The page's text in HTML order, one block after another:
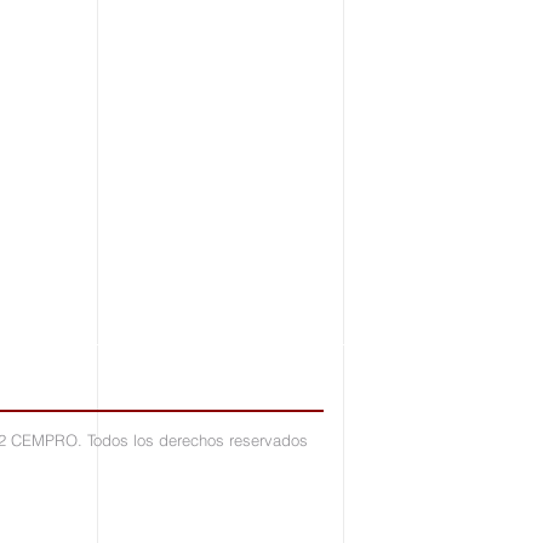
CEMPRO. Todos los derechos reservados